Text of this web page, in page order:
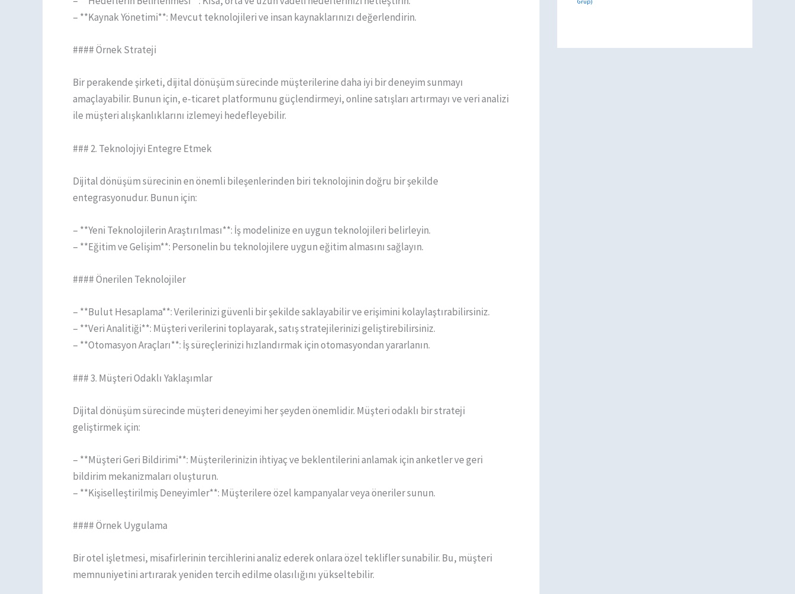
– **Kaynak Yönetimi**: Mevcut teknolojileri ve insan kaynaklarınızı değerlendirin.
#### Örnek Strateji
Bir perakende şirketi, dijital dönüşüm sürecinde müşterilerine daha iyi bir deneyim sunmayı
amaçlayabilir. Bunun için, e-ticaret platformunu güçlendirmeyi, online satışları artırmayı ve veri analizi
ile müşteri alışkanlıklarını izlemeyi hedefleyebilir.
### 2. Teknolojiyi Entegre Etmek
Dijital dönüşüm sürecinin en önemli bileşenlerinden biri teknolojinin doğru bir şekilde
entegrasyonudur. Bunun için:
– **Yeni Teknolojilerin Araştırılması**: İş modelinize en uygun teknolojileri belirleyin.
– **Eğitim ve Gelişim**: Personelin bu teknolojilere uygun eğitim almasını sağlayın.
#### Önerilen Teknolojiler
– **Bulut Hesaplama**: Verilerinizi güvenli bir şekilde saklayabilir ve erişimini kolaylaştırabilirsiniz.
– **Veri Analitiği**: Müşteri verilerini toplayarak, satış stratejilerinizi geliştirebilirsiniz.
– **Otomasyon Araçları**: İş süreçlerinizi hızlandırmak için otomasyondan yararlanın.
### 3. Müşteri Odaklı Yaklaşımlar
Dijital dönüşüm sürecinde müşteri deneyimi her şeyden önemlidir. Müşteri odaklı bir strateji
geliştirmek için:
– **Müşteri Geri Bildirimi**: Müşterilerinizin ihtiyaç ve beklentilerini anlamak için anketler ve geri
bildirim mekanizmaları oluşturun.
– **Kişiselleştirilmiş Deneyimler**: Müşterilere özel kampanyalar veya öneriler sunun.
#### Örnek Uygulama
Bir otel işletmesi, misafirlerinin tercihlerini analiz ederek onlara özel teklifler sunabilir. Bu, müşteri
memnuniyetini artırarak yeniden tercih edilme olasılığını yükseltebilir.